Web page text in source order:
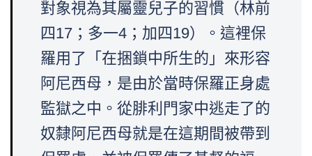
對象視為其屬靈兒子的習慣（林前
四17；多一4；加四19）。這裡保
羅用了「在捆鎖中所生的」來形容
阿尼西母，是由於當時保羅正身處
監獄之中。從腓利門家中逃走了的
奴隸阿尼西母就是在這期間被帶到